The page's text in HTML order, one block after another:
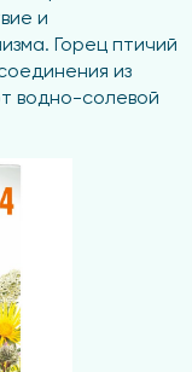
и
Горец птичий
из
водно-солевой